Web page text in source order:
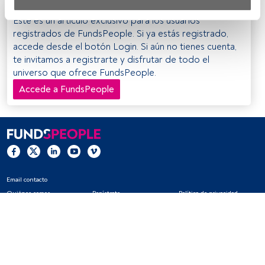
datos para proporcionar:
Utilizar datos de localización geográfica precisa. Analizar
activamente las características del dispositivo para su
identificación. Almacenar la información en un dispositivo
y/o acceder a ella.
Este es un artículo exclusivo para los usuarios
registrados de FundsPeople. Si ya estás registrado,
accede desde el botón Login. Si aún no tienes cuenta,
te invitamos a registrarte y disfrutar de todo el
universo que ofrece FundsPeople.
Accede a FundsPeople
Email contacto
Quiénes somos
Regístrate
Política de privacidad